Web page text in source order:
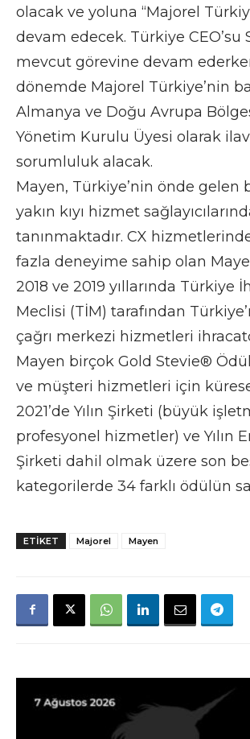
olacak ve yoluna “Majorel
devam edecek. Türkiye CEO’su
mevcut görevine devam
dönemde Majorel Türkiye’nin
Almanya ve Doğu Avrupa
Yönetim Kurulu Üyesi olarak
sorumluluk alacak.
Mayen, Türkiye’nin önde gelen
yakın kıyı hizmet
tanınmaktadır. CX hizmetlerinde
fazla deneyime sahip olan
2018 ve 2019 yıllarında Türkiye
Meclisi (TİM) tarafından
çağrı merkezi hizmetleri
Mayen birçok Gold Stevie®
ve müşteri hizmetleri için
2021’de Yılın Şirketi (büyük
profesyonel hizmetler) ve Yılın
Şirketi dahil olmak üzere son
kategorilerde 34 farklı ödülün
ETIKET Majorel Mayen